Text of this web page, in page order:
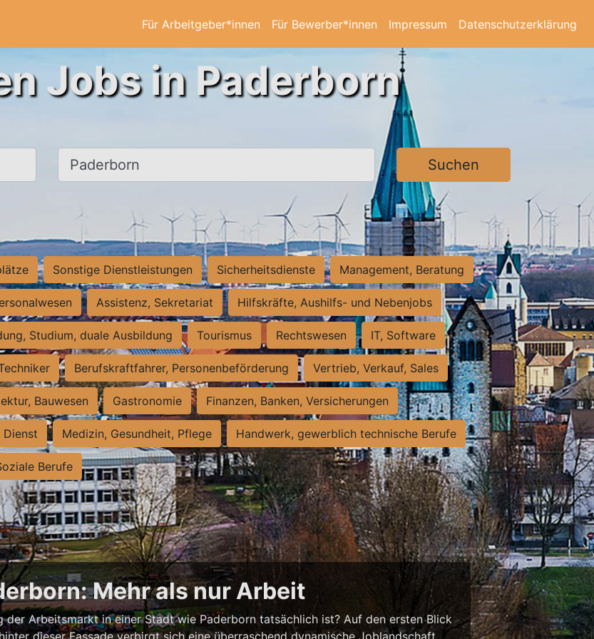
Für Arbeitgeber*innen Für Bewerber*innen Impressum Datenschutzerklärung
Jobs in Paderborn
Ort, Stadt Suchen
Sonstige Dienstleistungen Sicherheitsdienste Management, Beratung
Assistenz, Sekretariat Hilfskräfte, Aushilfs- und Nebenjobs
Studium, duale Ausbildung Tourismus Rechtswesen IT, Software
Berufskraftfahrer, Personenbeförderung Vertrieb, Verkauf, Sales
Bauwesen Gastronomie Finanzen, Banken, Versicherungen
Medizin, Gesundheit, Pflege Handwerk, gewerblich technische Berufe
Berufe
Mehr als nur Arbeit
Arbeitsmarkt in einer Stadt wie Paderborn tatsächlich ist? Auf den ersten Blick